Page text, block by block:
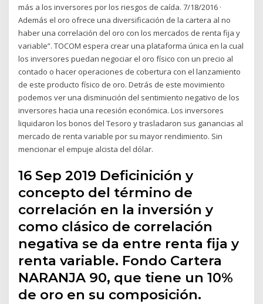
más a los inversores por los riesgos de caída. 7/18/2016 ·
Además el oro ofrece una diversificación de la cartera al no
haber una correlación del oro con los mercados de renta fija y
variable”. TOCOM espera crear una plataforma única en la cual
los inversores puedan negociar el oro físico con un precio al
contado o hacer operaciones de cobertura con el lanzamiento
de este producto físico de oro. Detrás de este movimiento
podemos ver una disminución del sentimiento negativo de los
inversores hacia una recesión económica. Los inversores
liquidaron los bonos del Tesoro y trasladaron sus ganancias al
mercado de renta variable por su mayor rendimiento. Sin
mencionar el empuje alcista del dólar.
16 Sep 2019 Deficinición y
concepto del término de
correlación en la inversión y
como clásico de correlación
negativa se da entre renta fija y
renta variable. Fondo Cartera
NARANJA 90, que tiene un 10%
de oro en su composición.